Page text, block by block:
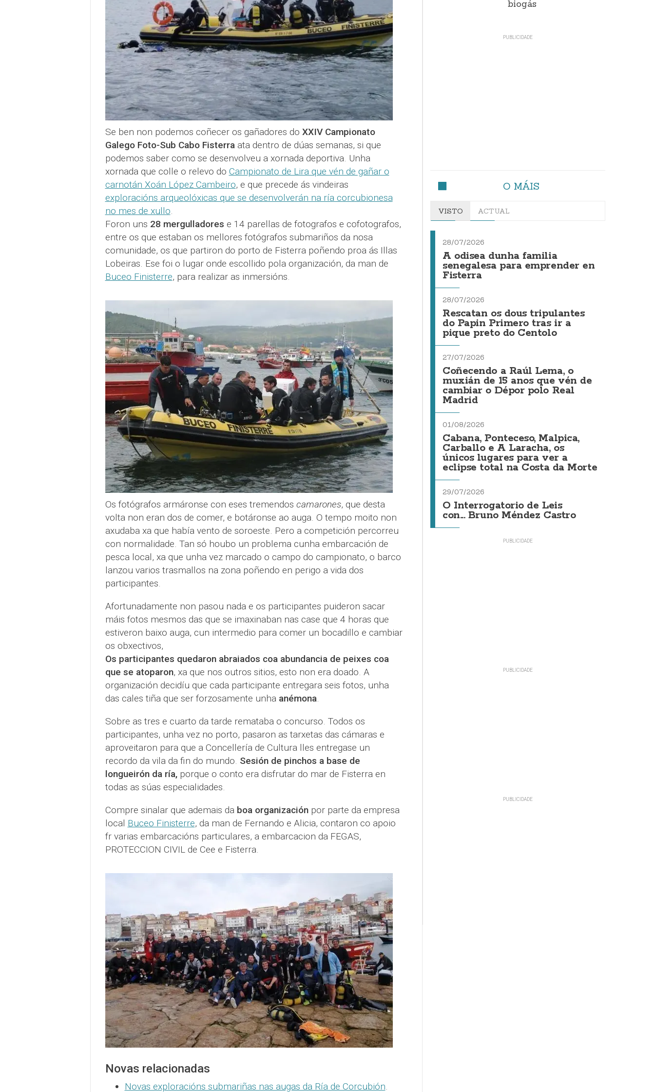
Se ben non podemos coñecer os gañadores do XXIV Campionato
Galego Foto-Sub Cabo Fisterraata dentro de dúas semanas, si que
podemos saber como se desenvolveu a xornada deportiva. Unha
xornada que colle o relevo do Campionato de Lira que vén de gañar o
carnotán Xoán López Cambeiro, e que precede ás vindeiras
exploracións arqueolóxicas que se desenvolverán na ría corcubionesa
no mes de xullo.
Foron uns 28 mergulladores e 14 parellas de fotografos e cofotografos,
entre os que estaban os mellores fotógrafos submariños da nosa
comunidade, os que partiron do porto de Fisterra poñendo proa ás Illas
Lobeiras. Ese foi o lugar onde escollido pola organización, da man de
Buceo Finisterre, para realizar as inmersións.
Os fotógrafos armáronse con eses tremendos camarones, que desta
volta non eran dos de comer, e botáronse ao auga. O tempo moito non
axudaba xa que había vento de soroeste. Pero a competición percorreu
con normalidade. Tan só houbo un problema cunha embarcación de
pesca local, xa que unha vez marcado o campo do campionato, o barco
lanzou varios trasmallos na zona poñendo en perigo a vida dos
participantes.
Afortunadamente non pasou nada e os participantes puideron sacar
máis fotos mesmos das que se imaxinaban nas case que 4 horas que
estiveron baixo auga, cun intermedio para comer un bocadillo e cambiar
os obxectivos,
Os participantes quedaron abraiados coa abundancia de peixes coa
que se atoparon, xa que nos outros sitios, esto non era doado. A
organización decidíu que cada participante entregara seis fotos, unha
das cales tiña que ser forzosamente unha anémona.
Sobre as tres e cuarto da tarde remataba o concurso. Todos os
participantes, unha vez no porto, pasaron as tarxetas das cámaras e
aproveitaron para que a Concellería de Cultura lles entregase un
recordo da vila da fin do mundo. Sesión de pinchos a base de
longueirón da ría,porque o conto era disfrutar do mar de Fisterra en
todas as súas especialidades.
Compre sinalar que ademais da boa organizaciónpor parte da empresa
local Buceo Finisterre, da man de Fernando e Alicia, contaron co apoio
fr varias embarcacións particulares, a embarcacion da FEGAS,
PROTECCION CIVIL de Cee e Fisterra.
Novas relacionadas
Novas exploracións submariñas nas augas da Ría de Corcubión.
biogás
O MÁIS
VISTO ACTUAL
28/07/2026
A odisea dunha familia
senegalesa para emprender en
Fisterra
28/07/2026
Rescatan os dous tripulantes
do Papin Primero tras ir a
pique preto do Centolo
27/07/2026
Coñecendo a Raúl Lema, o
muxián de 15 anos que vén de
cambiar o Dépor polo Real
Madrid
01/08/2026
Cabana, Ponteceso, Malpica,
Carballo e A Laracha, os
únicos lugares para ver a
eclipse total na Costa da Morte
29/07/2026
O Interrogatorio de Leis
con... Bruno Méndez Castro